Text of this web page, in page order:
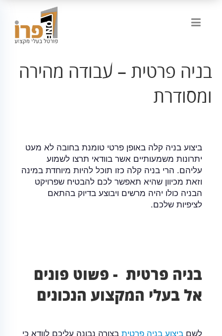
בניה פרטית – עבודה מהירה
ומסודרת
ביצוע בניה קלה באופן פרטי טומנת בחובה לא מעט
יתרונות משמעותיים אשר בוודאי תרצו לשמוע
עליהם. הרי בניה קלה כזו תוכל להיות מיוחדת במינה
וזאת מכיוון שהיא תאפשר לכם להבטיח שפרויקט
הבניה כולו יהיה מרשים ויבוצע בדיוק בהתאם
לציפיות שלכם.
בניה פרטית - פשוט פונים
אל בעלי המקצוע הנכונים
לשם ביצוע בניה פרטית בצורה נבונה עליכם לוודא כי